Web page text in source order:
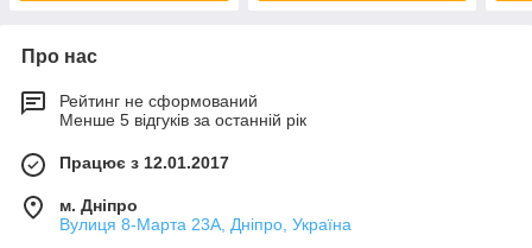
Про нас
Рейтинг не сформований
Менше 5 відгуків за останній рік
Працює з 12.01.2017
м. Дніпро
Вулиця 8-Марта 23А, Дніпро, Україна